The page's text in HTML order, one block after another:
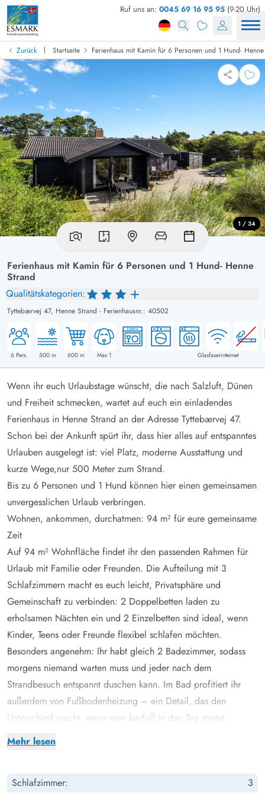
Ruf uns an: 0045 69 16 95 95 (9-20 Uhr)
Zurück | Startseite Ferienhaus mit Kamin für 6 Personen und 1 Hund-
Ferienhaus mit Kamin für 6 Personen und 1 Hund- Henne
Strand
Qualitätskategorien:
Tyttebærvej 47, Henne Strand - Ferienhausnr.: 40502
6Pers. 500m 600m Max 1 Glasfaserinternet
1 / 34
Mehr lesen
Wenn ihr euch Urlaubstage wünscht, die nach Salzluft, Dünen
und Freiheit schmecken, wartet auf euch ein einladendes
Ferienhaus in Henne Strand an der Adresse Tyttebærvej 47.
Schon bei der Ankunft spürt ihr, dass hier alles auf entspanntes
Urlauben ausgelegt ist: viel Platz, moderne Ausstattung und
kurze Wege,nur 500 Meter zum Strand.
Bis zu 6 Personen und 1 Hund können hier einen gemeinsamen
unvergesslichen Urlaub verbringen.
Wohnen, ankommen, durchatmen: 94 m² für eure gemeinsame
Zeit
Auf 94 m² Wohnfläche findet ihr den passenden Rahmen für
Urlaub mit Familie oder Freunden. Die Aufteilung mit 3
Schlafzimmern macht es euch leicht, Privatsphäre und
Gemeinschaft zu verbinden: 2 Doppelbetten laden zu
erholsamen Nächten ein und 2 Einzelbetten sind ideal, wenn
Kinder, Teens oder Freunde flexibel schlafen möchten.
Besonders angenehm: Ihr habt gleich 2 Badezimmer, sodass
morgens niemand warten muss und jeder nach dem
Strandbesuch entspannt duschen kann. Im Bad profitiert ihr
außerdem von Fußbodenheizung – ein Detail, das den
Unterschied macht, wenn man barfuß in den Tag startet.
Nach einem langen Strandtag kommt ihr in den Wohnbereich
Wärmepumpe ein angenehmes Raumklima unterstützt – ganz
Schlafzimmer:
3